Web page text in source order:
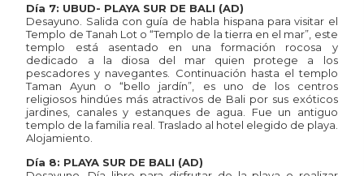
Día 7: UBUD- PLAYA SUR DE BALI (AD)
Desayuno. Salida con guía de habla hispana para visitar el
Templo de Tanah Lot o “Templo de la tierra en el mar”, este
templo está asentado en una formación rocosa y
dedicado a la diosa del mar quien protege a los
pescadores y navegantes. Continuación hasta el templo
Taman Ayun o “bello jardín”, es uno de los centros
religiosos hindúes más atractivos de Bali por sus exóticos
jardines, canales y estanques de agua. Fue un antiguo
templo de la familia real. Traslado al hotel elegido de playa.
Alojamiento.
Día 8: PLAYA SUR DE BALI (AD)